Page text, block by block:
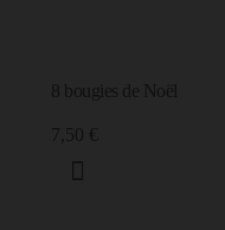
8 bougies de Noël
7,50 €